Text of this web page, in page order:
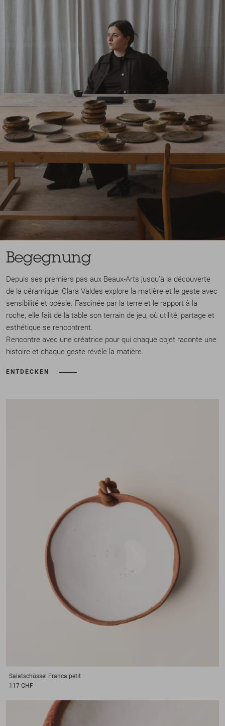
Begegnung
Depuis ses premiers pas aux Beaux-Arts jusqu’à la découverte
de la céramique, Clara Valdes explore la matière et le geste avec
sensibilité et poésie. Fascinée par la terre et le rapport à la
roche, elle fait de la table son terrain de jeu, où utilité, partage et
esthétique se rencontrent.
Rencontre avec une créatrice pour qui chaque objet raconte une
histoire et chaque geste révèle la matière.
ENTDECKEN
Salatschüssel Franca petit
117 CHF